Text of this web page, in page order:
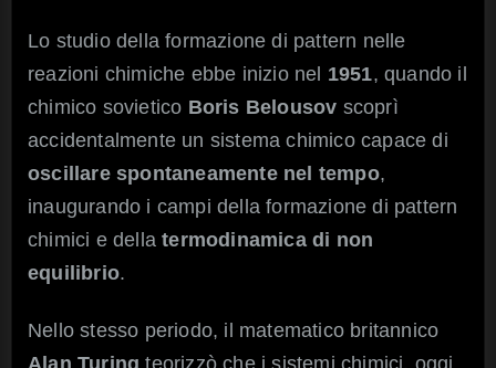
Lo studio della formazione di pattern nelle
reazioni chimiche ebbe inizio nel 1951, quando il
chimico sovietico Boris Belousov scoprì
accidentalmente un sistema chimico capace di
oscillare spontaneamente nel tempo,
inaugurando i campi della formazione di pattern
chimici e della termodinamica di non
equilibrio.
Nello stesso periodo, il matematico britannico
Alan Turing teorizzò che i sistemi chimici, oggi